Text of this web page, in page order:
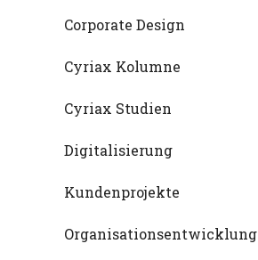
Corporate Design
Cyriax Kolumne
Cyriax Studien
Digitalisierung
Kundenprojekte
Organisationsentwicklung